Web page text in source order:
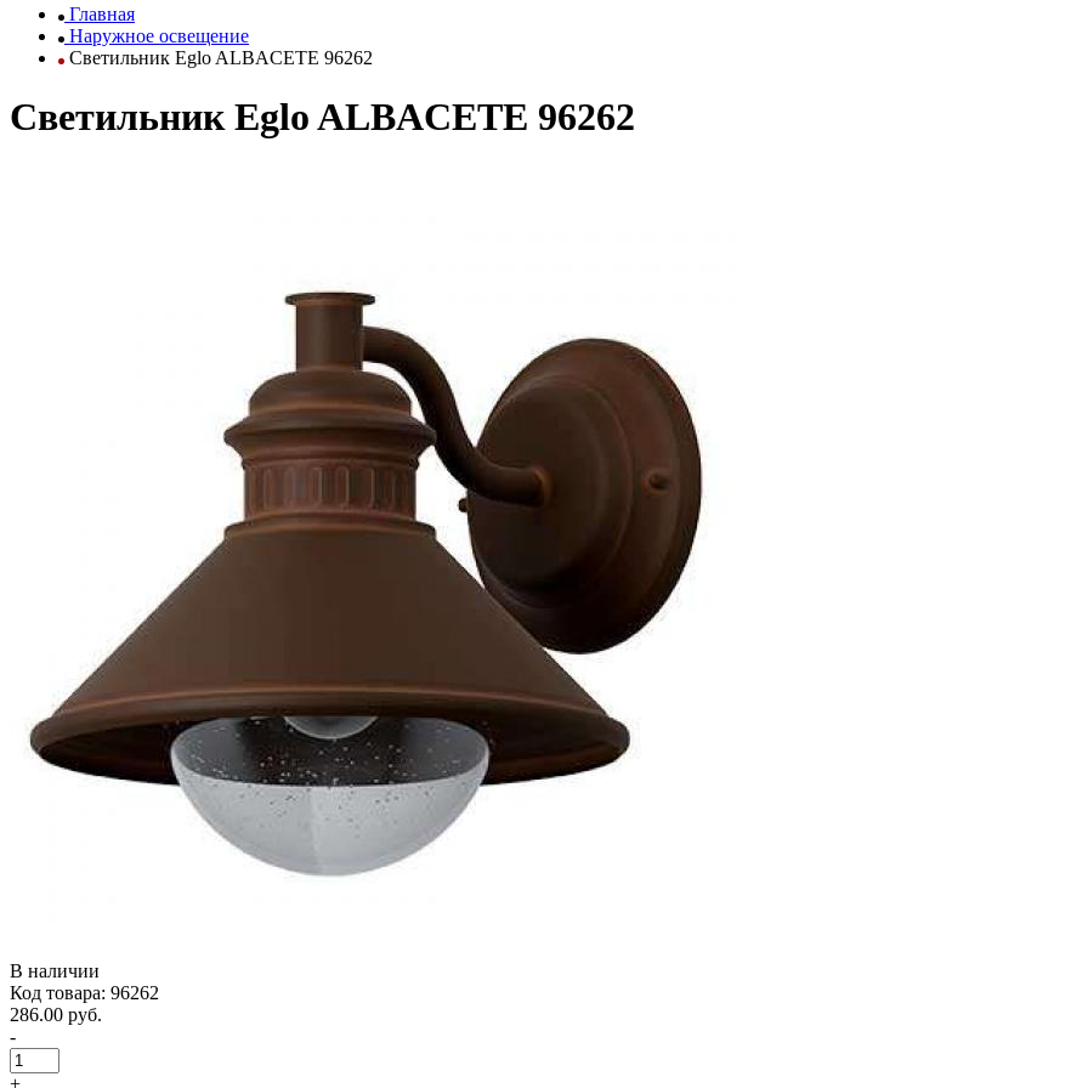
Главная
Наружное освещение
Светильник Eglo ALBACETE 96262
Светильник Eglo ALBACETE 96262
В наличии
Код товара: 96262
286.00 руб.
-
+